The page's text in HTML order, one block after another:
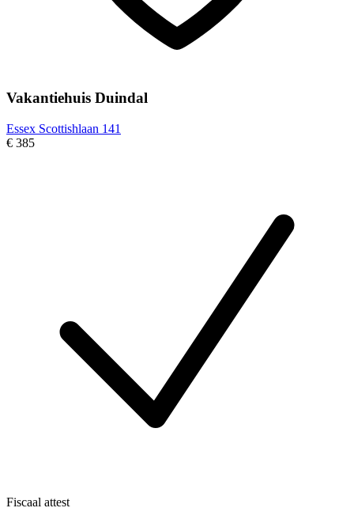
Vakantiehuis Duindal
Essex Scottishlaan 141
€ 385
Fiscaal attest